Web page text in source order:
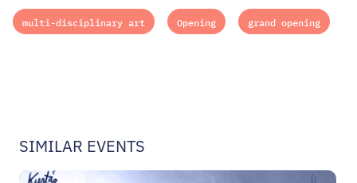
multi-disciplinary art Opening grand opening
SIMILAR EVENTS